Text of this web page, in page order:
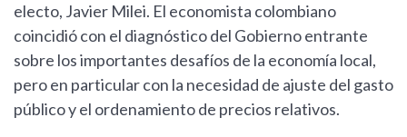
electo, Javier Milei. El economista colombiano
coincidió con el diagnóstico del Gobierno entrante
sobre los importantes desafíos de la economía local,
pero en particular con la necesidad de ajuste del gasto
público y el ordenamiento de precios relativos.